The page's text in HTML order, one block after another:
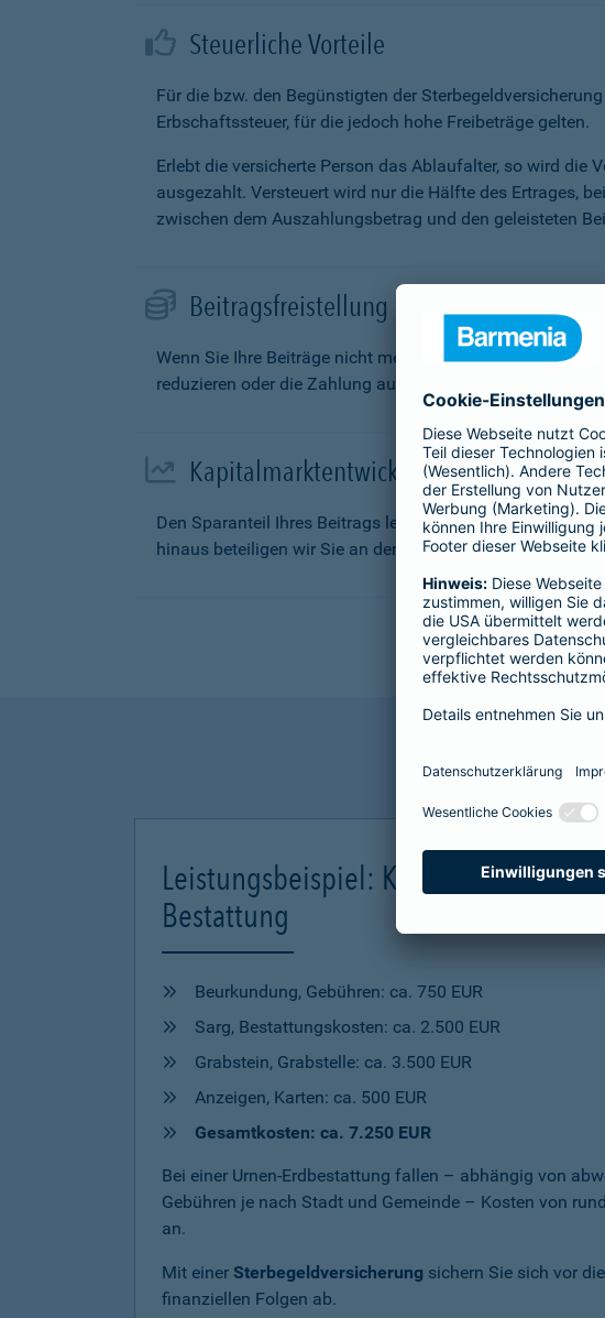
Steuerliche Vorteile
Für die bzw. den Begünstigten der
Erbschaftssteuer, für die jedoch hohe Freibeträge gelten.
Erlebt die versicherte Person das Ablaufalter, so wird
ausgezahlt. Versteuert wird nur die Hälfte des Ertrages,
zwischen dem Auszahlungsbetrag und den geleisteten
Beitragsfreistellung
Wenn Sie Ihre Beiträge nicht mehr zahlen können,
reduzieren oder die Zahlung aufschieben.
Kapitalmarktentwicklung
Den Sparanteil Ihres Beitrags legen wir für Sie an. Sie
hinaus beteiligen wir Sie an den Überschüssen, die unser
Leistungsbeispiel: Kosten einer
Bestattung
Beurkundung, Gebühren: ca. 750 EUR
Sarg, Bestattungskosten: ca. 2.500 EUR
Grabstein, Grabstelle: ca. 3.500 EUR
Anzeigen, Karten: ca. 500 EUR
Gesamtkosten: ca. 7.250 EUR
Bei einer Urnen-Erdbestattung fallen – abhängig von
Gebühren je nach Stadt und Gemeinde – Kosten von
an.
Mit einer Sterbegeldversicherung sichern Sie sich vor
finanziellen Folgen ab.